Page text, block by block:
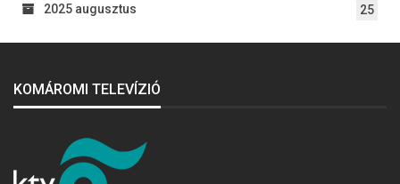
2025 augusztus 25
KOMÁROMI TELEVÍZIÓ